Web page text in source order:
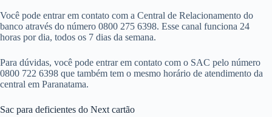
Você pode entrar em contato com a Central de Relacionamento do
banco através do número 0800 275 6398. Esse canal funciona 24
horas por dia, todos os 7 dias da semana.
Para dúvidas, você pode entrar em contato com o SAC pelo número
0800 722 6398 que também tem o mesmo horário de atendimento da
central em Paranatama.
Sac para deficientes do Next cartão